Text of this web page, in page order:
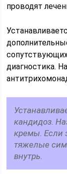
проводят
диагностика.
кандидоз.
кремы. Если
тяжелые
внутрь.